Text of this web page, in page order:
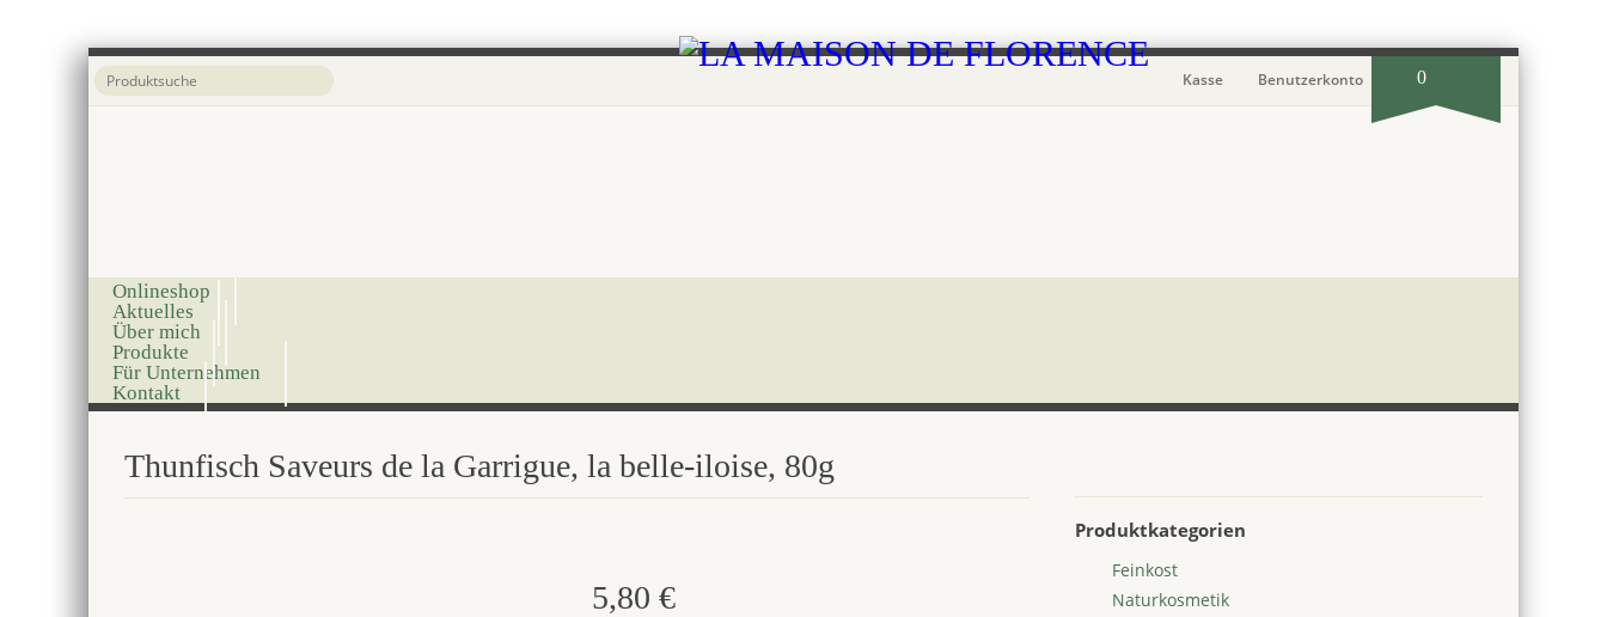
Kasse Benutzerkonto 0
Onlineshop
Aktuelles
Über mich
Produkte
Für Unternehmen
Kontakt
Thunfisch Saveurs de la Garrigue, la belle-iloise, 80g
5,80€
Produktkategorien
Feinkost
Naturkosmetik